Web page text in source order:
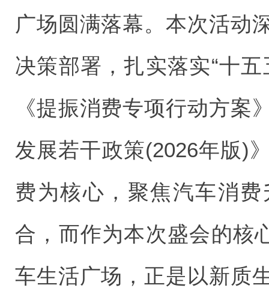
广场圆满落幕。本次活动
决策部署，扎实落实“十
《提振消费专项行动方案
发展若干政策(2026年版)
费为核心，聚焦汽车消
合，而作为本次盛会的核
车生活广场，正是以新质